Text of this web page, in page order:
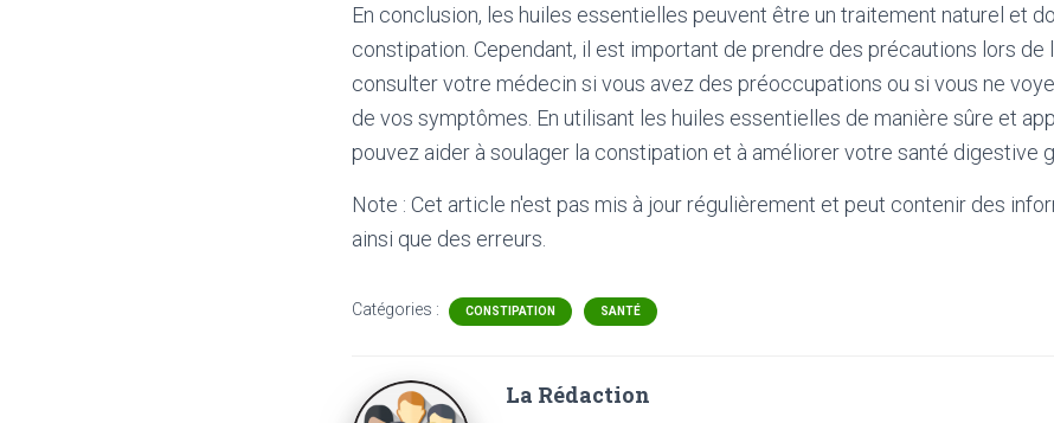
En conclusion, les huiles essentielles peuvent être un traitement naturel et
constipation. Cependant, il est important de prendre des précautions lors de
consulter votre médecin si vous avez des préoccupations ou si vous ne
de vos symptômes. En utilisant les huiles essentielles de manière sûre et
pouvez aider à soulager la constipation et à améliorer votre santé digestive
Note : Cet article n'est pas mis à jour régulièrement et peut contenir des
ainsi que des erreurs.
Catégories : CONSTIPATION SANTÉ
La Rédaction